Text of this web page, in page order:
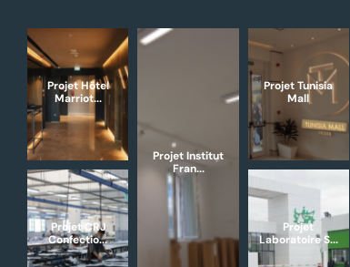
Projet Hôtel
Marriot...
Projet CRJ
Confectio...
Projet Institut
Fran...
Projet Tunisia
Mall
Projet
Laboratoire S...